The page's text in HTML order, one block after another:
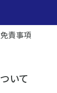
免責事項
いて